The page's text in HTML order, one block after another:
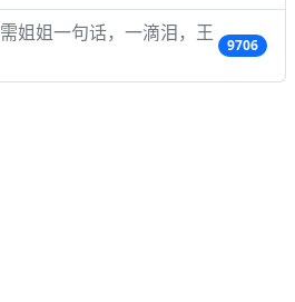
姐姐一句话，一滴泪，王
9706